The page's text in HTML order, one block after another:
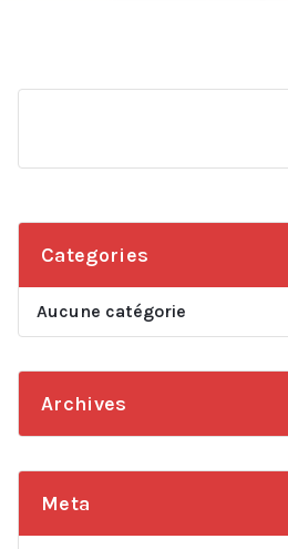
Categories
Aucune catégorie
Archives
Meta